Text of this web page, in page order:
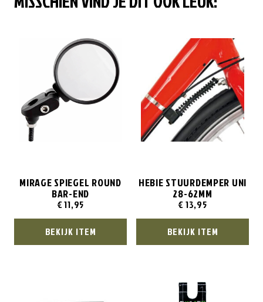
MIRAGE SPIEGEL ROUND
BAR-END
€11,95
BEKIJK ITEM
HEBIE STUURDEMPER UNI
28-62MM
€ 13,95
BEKIJK ITEM